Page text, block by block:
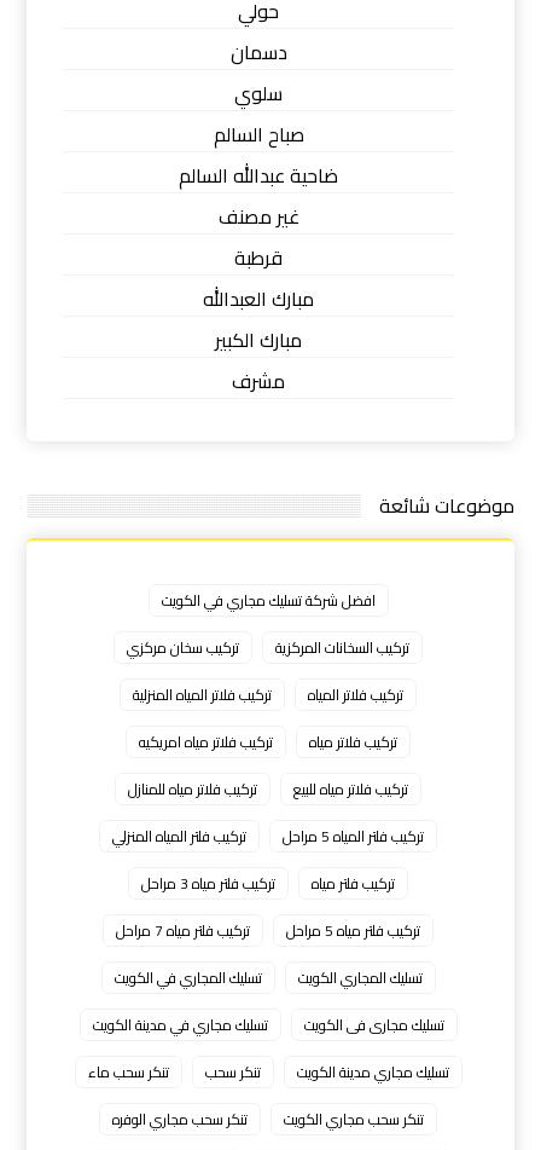
حولي
دسمان
سلوي
صباح السالم
ضاحية عبدالله السالم
غير مصنف
قرطبة
مبارك العبدالله
مبارك الكبير
مشرف
موضوعات شائعة
افضل شركة تسليك مجاري في الكويت
تركيب السخانات المركزية
تركيب سخان مركزي
تركيب فلاتر المياه
تركيب فلاتر المياه المنزلية
تركيب فلاتر مياه
تركيب فلاتر مياه امريكيه
تركيب فلاتر مياه للبيع
تركيب فلاتر مياه للمنازل
تركيب فلتر المياه 5 مراحل
تركيب فلتر المياه المنزلي
تركيب فلتر مياه
تركيب فلتر مياه 3 مراحل
تركيب فلتر مياه 5 مراحل
تركيب فلتر مياه 7 مراحل
تسليك المجاري الكويت
تسليك المجاري في الكويت
تسليك مجارى فى الكويت
تسليك مجاري في مدينة الكويت
تسليك مجاري مدينة الكويت
تنكر سحب
تنكر سحب ماء
تنكر سحب مجاري الكويت
تنكر سحب مجاري الوفره